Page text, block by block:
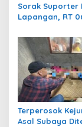
Sorak Suporter
Lapangan, RT
Bergengsi
Terperosok
Asal Subaya